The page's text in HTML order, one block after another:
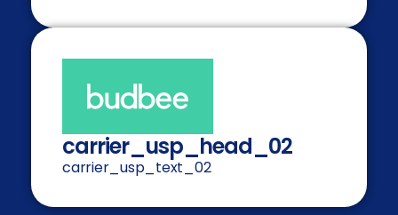
carrier_usp_head_02
carrier_usp_text_02